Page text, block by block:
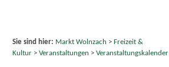
Sie sind hier: Markt Wolnzach > Freizeit &
Kultur> Veranstaltungen > Veranstaltungskalender